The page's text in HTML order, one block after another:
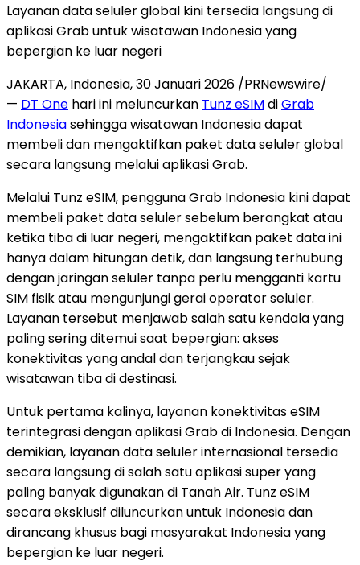
Layanan data seluler global kini tersedia langsung di
aplikasi Grab untuk wisatawan Indonesia yang
bepergian ke luar negeri
JAKARTA, Indonesia,30 Januari 2026 /PRNewswire/
— DT One hari ini meluncurkan Tunz eSIMdiGrab
Indonesiasehingga wisatawan Indonesia dapat
membeli dan mengaktifkan paket data seluler global
secara langsung melalui aplikasi Grab.
Melalui Tunz eSIM, pengguna Grab Indonesia kini dapat
membeli paket data seluler sebelum berangkat atau
ketika tiba di luar negeri, mengaktifkan paket data ini
hanya dalam hitungan detik, dan langsung terhubung
dengan jaringan seluler tanpa perlu mengganti kartu
SIM fisik atau mengunjungi gerai operator seluler.
Layanan tersebut menjawab salah satu kendala yang
paling sering ditemui saat bepergian: akses
konektivitas yang andal dan terjangkau sejak
wisatawan tiba di destinasi.
Untuk pertama kalinya, layanan konektivitas eSIM
terintegrasi dengan aplikasi Grab di Indonesia. Dengan
demikian, layanan data seluler internasional tersedia
secara langsung di salah satu aplikasi super yang
paling banyak digunakan di Tanah Air. Tunz eSIM
secara eksklusif diluncurkan untuk Indonesia dan
dirancang khusus bagi masyarakat Indonesia yang
bepergian ke luar negeri.